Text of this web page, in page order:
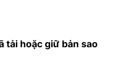
tải hoặc giữ bản sao